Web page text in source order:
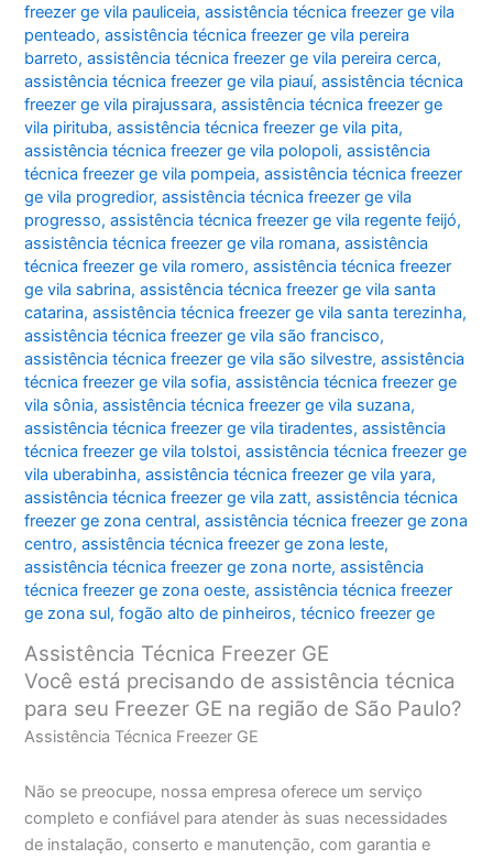
freezer ge vila pauliceia,assistência técnica freezer ge vila
penteado,assistência técnica freezer ge vila pereira
barreto,assistência técnica freezer ge vila pereira cerca,
assistência técnica freezer ge vila piauí,assistência técnica
freezer ge vila pirajussara,assistência técnica freezer ge
vila pirituba,assistência técnica freezer ge vila pita,
assistência técnica freezer ge vila polopoli,assistência
técnica freezer ge vila pompeia,assistência técnica freezer
ge vila progredior,assistência técnica freezer ge vila
progresso,assistência técnica freezer ge vila regente feijó,
assistência técnica freezer ge vila romana,assistência
técnica freezer ge vila romero,assistência técnica freezer
ge vila sabrina,assistência técnica freezer ge vila santa
catarina,assistência técnica freezer ge vila santa terezinha,
assistência técnica freezer ge vila são francisco,
assistência técnica freezer ge vila são silvestre,assistência
técnica freezer ge vila sofia,assistência técnica freezer ge
vila sônia,assistência técnica freezer ge vila suzana,
assistência técnica freezer ge vila tiradentes,assistência
técnica freezer ge vila tolstoi,assistência técnica freezer ge
vila uberabinha,assistência técnica freezer ge vila yara,
assistência técnica freezer ge vila zatt,assistência técnica
freezer ge zona central,assistência técnica freezer ge zona
centro,assistência técnica freezer ge zona leste,
assistência técnica freezer ge zona norte,assistência
técnica freezer ge zona oeste,assistência técnica freezer
ge zona sul,fogão alto de pinheiros,técnico freezer ge
Assistência Técnica Freezer GE
Você está precisando de assistência técnica
para seu Freezer GE na região de São Paulo?
Assistência Técnica Freezer GE
Não se preocupe, nossa empresa oferece um serviço
completo e confiável para atender às suas necessidades
de instalação, conserto e manutenção, com garantia e